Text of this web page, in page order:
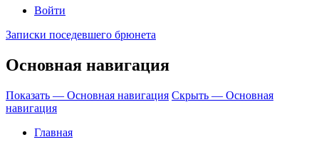
Войти
Записки поседевшего брюнета
Основная навигация
Показать — Основная навигация Скрыть — Основная
навигация
Главная